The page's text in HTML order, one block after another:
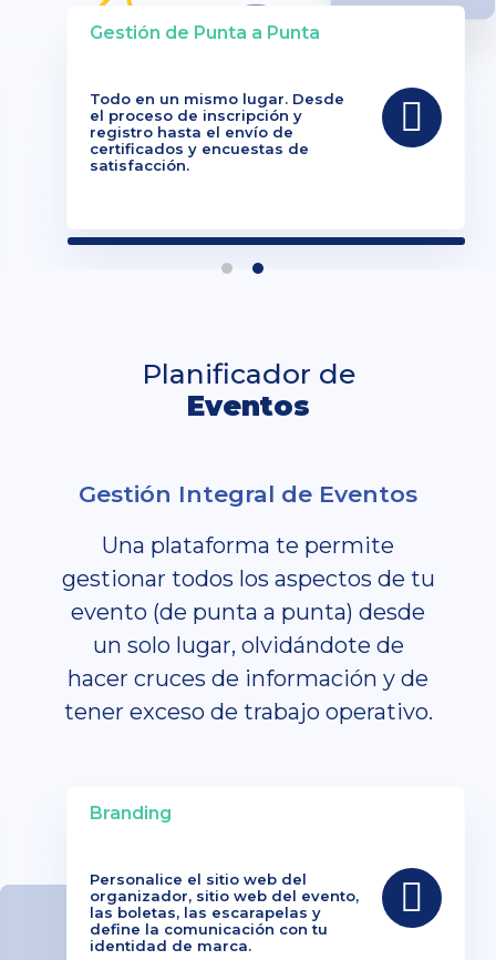
Gestión de Punta a Punta
Todo en un mismo lugar. Desde
el proceso de inscripción y
registro hasta el envío de
certificados y encuestas de
satisfacción.
Planificador de
Eventos
Branding
Personalice el sitio web del
organizador, sitio web del evento,
las boletas, las escarapelas y
define la comunicación con tu
identidad de marca.
Gestión Integral de Eventos
Una plataforma te permite
gestionar todos los aspectos de tu
evento (de punta a punta) desde
un solo lugar, olvidándote de
hacer cruces de información y de
tener exceso de trabajo operativo.